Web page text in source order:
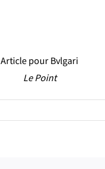
Article pour Bvlgari
Le Point